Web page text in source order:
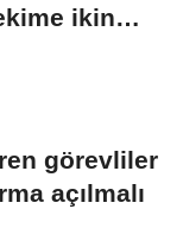
ikinci
görevliler
açılmalı